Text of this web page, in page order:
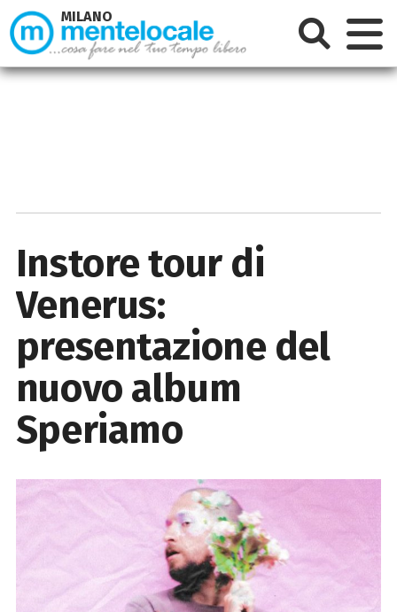
Instore tour di
Venerus:
presentazione del
nuovo album
Speriamo
MILANO